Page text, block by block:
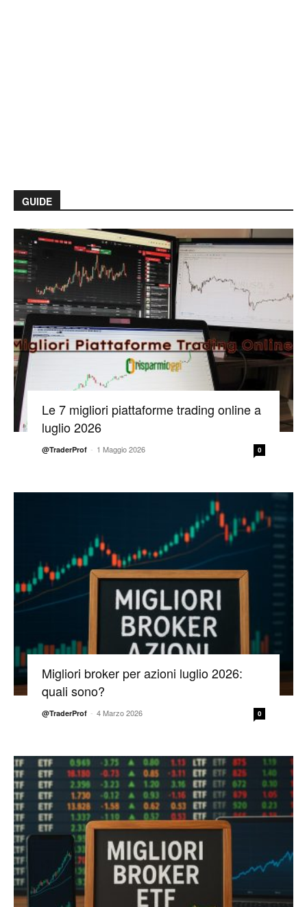
GUIDE
Le 7 migliori piattaforme trading online a
luglio 2026
@TraderProf - 1 Maggio 2026 0
Migliori broker per azioni luglio 2026:
quali sono?
@TraderProf - 4 Marzo 2026 0